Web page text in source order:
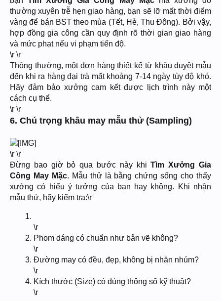
thường xuyên trễ hẹn giao hàng, bạn sẽ lỡ mất thời điểm
vàng để bán BST theo mùa (Tết, Hè, Thu Đông). Bởi vậy,
hợp đồng gia công cần quy định rõ thời gian giao hàng
và mức phạt nếu vi phạm tiến độ.
\r \r
Thông thường, một đơn hàng thiết kế từ khâu duyệt mẫu
đến khi ra hàng đại trà mất khoảng 7-14 ngày tùy độ khó.
Hãy đảm bảo xưởng cam kết được lịch trình này một
cách cụ thể.
\r \r
6. Chú trọng khâu may mẫu thử (Sampling)
\r \r
Đừng bao giờ bỏ qua bước này khiTìm Xưởng Gia
Công May Mặc. Mẫu thử là bằng chứng sống cho thấy
xưởng có hiểu ý tưởng của bạn hay không. Khi nhận
mẫu thử, hãy kiểm tra:\r
\r
Phom dáng có chuẩn như bản vẽ không?
\r
Đường may có đều, đẹp, không bị nhăn nhúm?
\r
Kích thước (Size) có đúng thông số kỹ thuật?
\r